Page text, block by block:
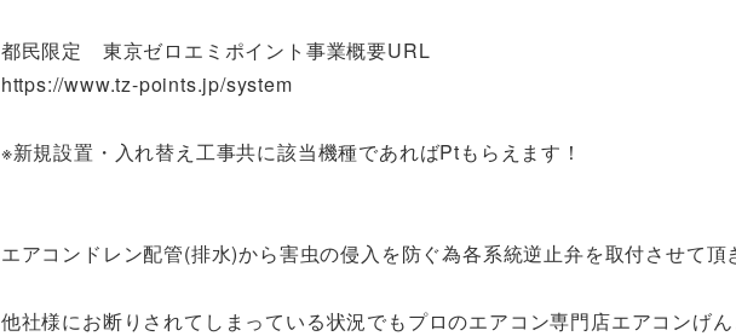
都民限定 東京ゼロエミポイント事業概要URL
https://www.tz-points.jp/system
※新規設置・入れ替え工事共に該当機種であればPtもらえます！
エアコンドレン配管(排水)から害虫の侵入を防ぐ為各系統逆止弁を取付させて頂
他社様にお断りされてしまっている状況でもプロのエアコン専門店エアコンげ